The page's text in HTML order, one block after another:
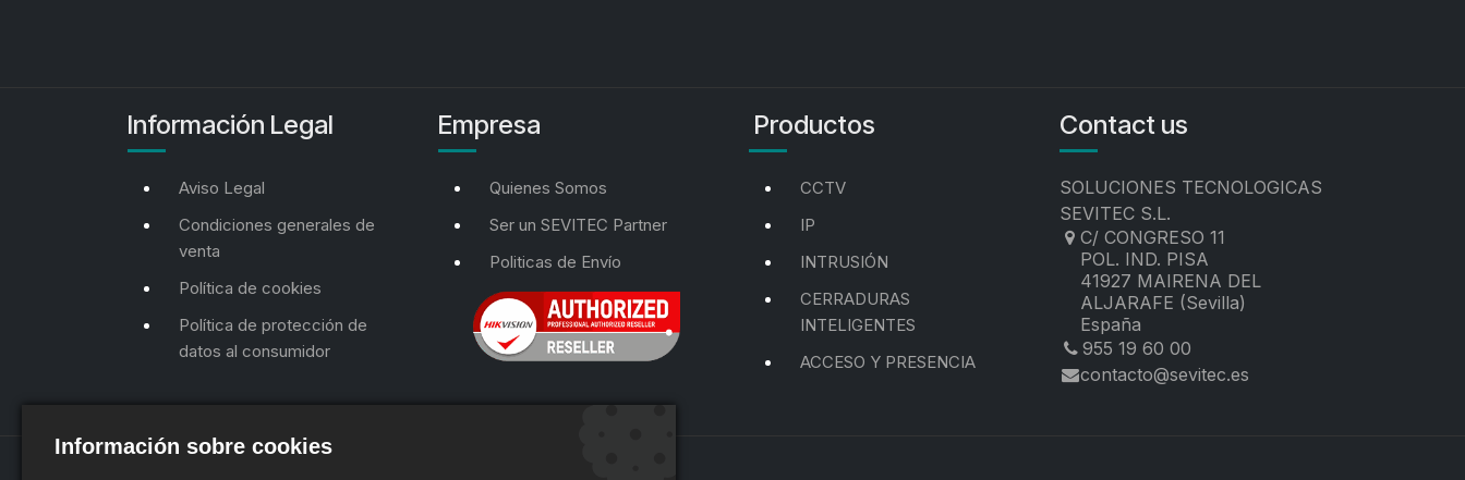
Información Legal
Aviso Legal
Condiciones generales de
venta
Política de cookies
Política de protección de
datos al consumidor
Empresa
Quienes Somos
Ser un SEVITEC Partner
Politicas de Envío
Productos
CCTV
IP
INTRUSIÓN
CERRADURAS
INTELIGENTES
ACCESO Y PRESENCIA
Contact us
SOLUCIONES TECNOLOGICAS
SEVITEC S.L.
C/ CONGRESO 11
POL. IND. PISA
41927 MAIRENA DEL
ALJARAFE (Sevilla)
España
955 19 60 00
contacto@sevitec.es
Información sobre cookies